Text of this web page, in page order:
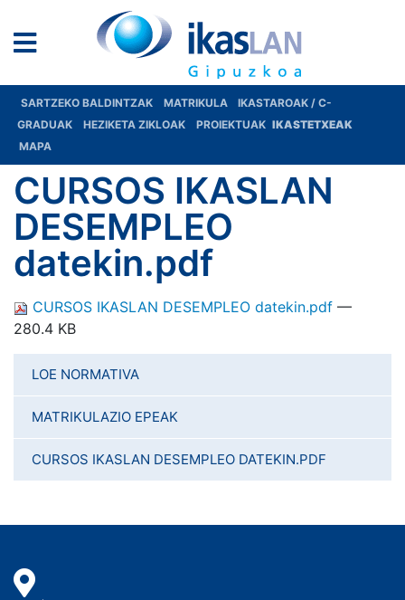
SARTZEKO BALDINTZAK MATRIKULA
IKASTAROAK / C-
GRADUAK
HEZIKETA ZIKLOAK PROIEKTUAK IKASTETXEAK
MAPA
CURSOS IKASLAN
DESEMPLEO
datekin.pdf
CURSOS IKASLAN DESEMPLEO datekin.pdf —
280.4 KB
LOE NORMATIVA
MATRIKULAZIO EPEAK
CURSOS IKASLAN DESEMPLEO DATEKIN.PDF